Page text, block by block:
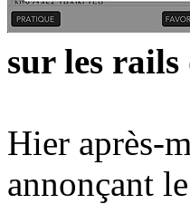
sur les
Hier après-
annonçant